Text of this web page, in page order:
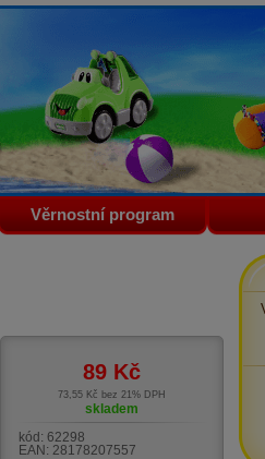
Věrnostní program
89 Kč
73,55 Kč bez 21% DPH
skladem
kód: 62298
EAN: 28178207557